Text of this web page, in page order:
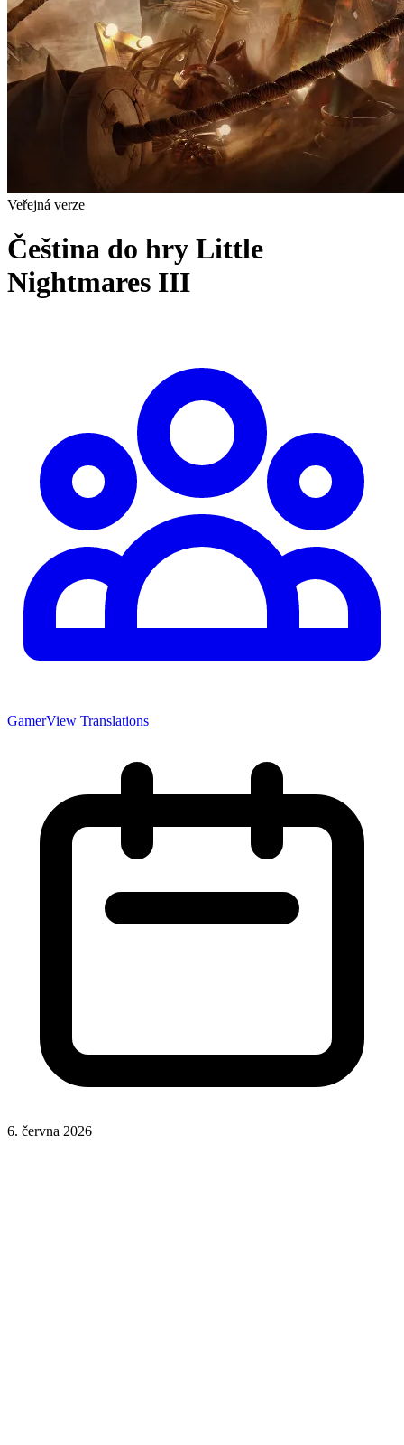
Veřejná verze
Čeština do hry Little
Nightmares III
GamerView Translations
6. června 2026